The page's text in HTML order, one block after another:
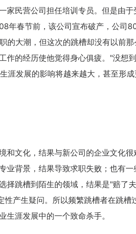
家民营公司担任培训专员。但是由
年春节前，该公司宣布破产，公司
的大潮，但这次的跳槽却没有以前
作的经历使他觉得身心俱疲。"没想
涯发展的影响将越来越大，甚至形
文化，结果与新公司的企业文化很
业背景，结果导致求职失败；也有
择跳槽到陌生的领域，结果是"赔了
产生疑问。所以频繁跳槽者在跳槽
涯发展中的一个致命杀手。
天
BSC职业规划咨
上海班2026.08.14-